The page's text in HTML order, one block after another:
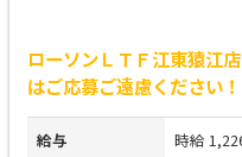
ローソンＬＴＦ江東猿江
はご応募ご遠慮ください！
給与 時給